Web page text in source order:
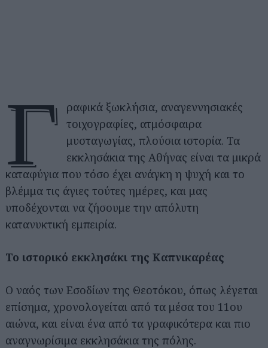
Γ
ραφικά ξωκλήσια, αναγεννησιακές
τοιχογραφίες, ατμόσφαιρα
μυσταγωγίας, πλούσια ιστορία. Τα
εκκλησάκια της Αθήνας είναι τα μικρά
καταφύγια που τόσο έχει ανάγκη η ψυχή και το
βλέμμα τις άγιες τούτες ημέρες, και μας
υποδέχονται να ζήσουμε την απόλυτη
κατανυκτική εμπειρία.
Το ιστορικό εκκλησάκι της Καπνικαρέας
Ο ναός των Εσοδίων της Θεοτόκου, όπως λέγεται
επίσημα, χρονολογείται από τα μέσα του 11ου
αιώνα, και είναι ένα από τα γραφικότερα και πιο
αναγνωρίσιμα εκκλησάκια της πόλης.